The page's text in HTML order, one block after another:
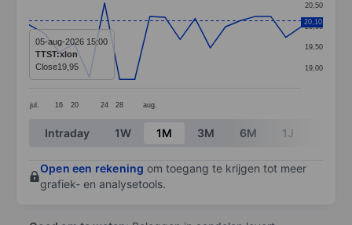
Line chart with 19 data points.
The chart has 1 X axis displaying categories.
The chart has 1 Y axis displaying values. Data
jul. 16 20 24 28 aug.
19,00
19,50
20,00
20,50
20,10
05-aug-2026 15:00
TTST:xlon
Close19,95
End of interactive chart.
Intraday 1W 1M 3M 6M 1J
Open een rekening om toegang te krijgen tot meer
grafiek- en analysetools.